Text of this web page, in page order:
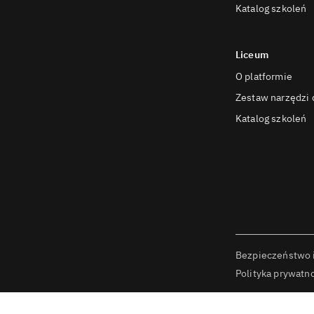
Katalog szkoleń
Liceum
O platformie
Zestaw narzędzi
Katalog szkoleń
Bezpieczeństwo
Polityka